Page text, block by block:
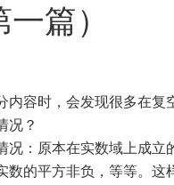
篇）
容时，会发现很多在复
况？
：原本在实数域上成立
的平方非负，等等。这